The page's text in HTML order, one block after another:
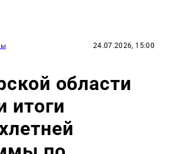
24.07.2026, 15:00
области
итоги